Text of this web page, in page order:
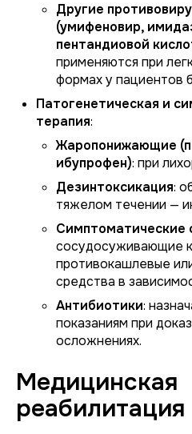
Другие
(умифеновир,
пентандиовой
применяются при
формах у пациентов
Патогенетическая и
терапия:
Жаропонижающие
ибупрофен): при
Дезинтоксикация:
тяжелом течении —
Симптоматические
сосудосуживающие
противокашлевые
средства в
Антибиотики:
показаниям при
осложнениях.
Медицинская
реабилитация